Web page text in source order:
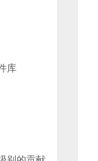
库